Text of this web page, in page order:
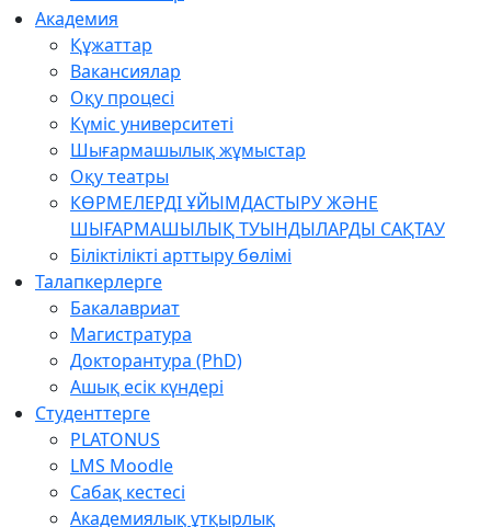
Академия
Құжаттар
Вакансиялар
Оқу процесі
Күміс университеті
Шығармашылық жұмыстар
Оқу театры
КӨРМЕЛЕРДІ ҰЙЫМДАСТЫРУ ЖӘНЕ
ШЫҒАРМАШЫЛЫҚ ТУЫНДЫЛАРДЫ САҚТАУ
Біліктілікті арттыру бөлімі
Талапкерлерге
Бакалавриат
Магистратура
Докторантура (PhD)
Ашық есік күндері
Студенттерге
PLATONUS
LMS Moodle
Сабақ кестесі
Академиялық ұтқырлық